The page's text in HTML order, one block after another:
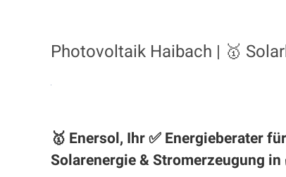
Photovoltaik Haibach | 🥇
🥇 Enersol, Ihr ✅ Energieberater
Solarenergie & Stromerzeugung